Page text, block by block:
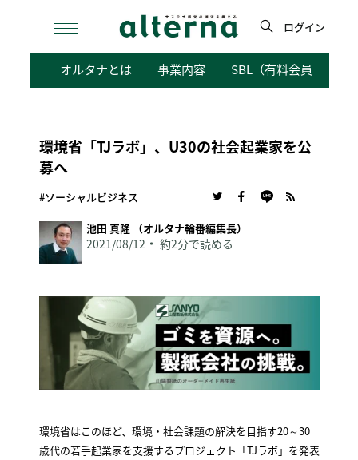
検
ログイン
オルタナとは 事業内容 SBL（有料会員向けサ
環境省「TJラボ」、U30の社会起業家を公
募へ
#ソーシャルビジネス
池田 真隆 （オルタナ輪番編集長）
2021/08/12 約2分で読める
環境省はこのほど、環境・社会課題の解決を目指す20～30
歳代の若手起業家を支援するプロジェクト「TJラボ」を発表